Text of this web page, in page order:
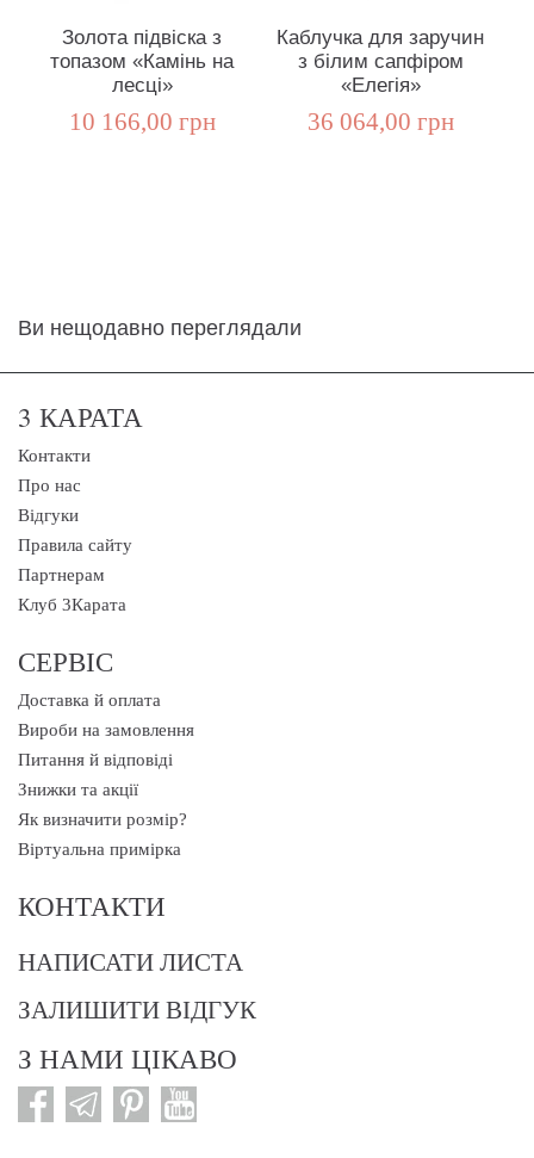
Золота підвіска з
топазом «Камінь на
лесці»
10 166,00 грн
Каблучка для заручин
з білим сапфіром
«Елегія»
36 064,00 грн
Ви нещодавно переглядали
3 КАРАТА
Контакти
Про нас
Відгуки
Правила сайту
Партнерам
Клуб 3Карата
СЕРВІС
Доставка й оплата
Вироби на замовлення
Питання й відповіді
Знижки та акції
Як визначити розмір?
Віртуальна примірка
КОНТАКТИ
НАПИСАТИ ЛИСТА
ЗАЛИШИТИ ВІДГУК
З НАМИ ЦІКАВО